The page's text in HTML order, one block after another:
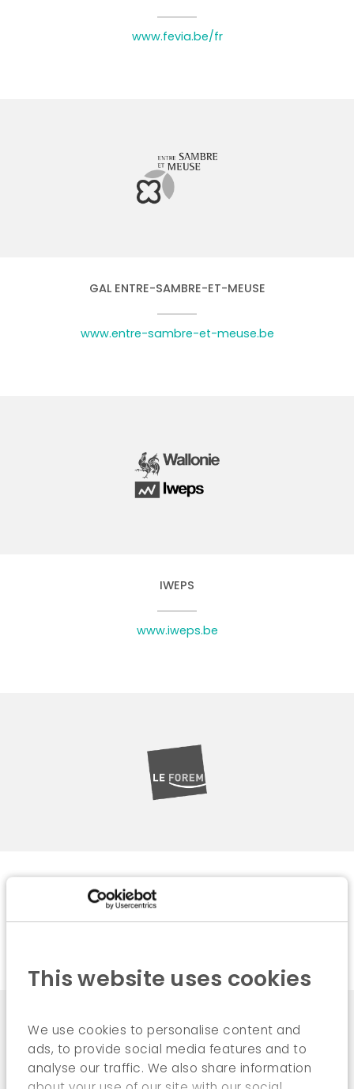
This website uses cookies
We use cookies to personalise content and
ads, to provide social media features and to
analyse our traffic. We also share information
www.fevia.be/fr
GAL ENTRE-SAMBRE-ET-MEUSE
www.entre-sambre-et-meuse.be
IWEPS
www.iweps.be
LE FOREM
www.leforem.be